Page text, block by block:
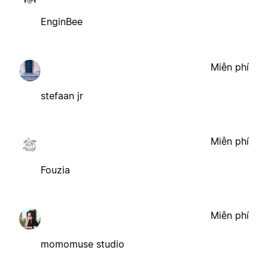
EnginBee
stefaan jr
Miễn phí
Fouzia
Miễn phí
momomuse studio
Miễn phí